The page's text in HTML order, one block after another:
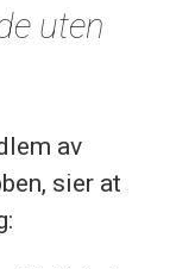
uten
av
sier at